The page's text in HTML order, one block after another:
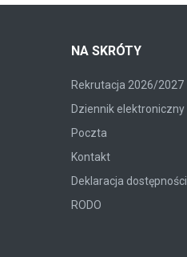
NA SKRÓTY
Rekrutacja 2026/2027
Dziennik elektroniczny
Poczta
Kontakt
Deklaracja dostępności
RODO